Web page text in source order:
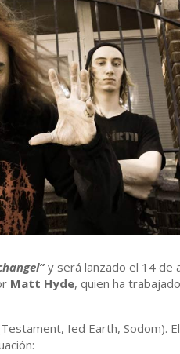
y será lanzado el 14 de
Matt Hyde, quien ha
Ied Earth, Sodom).